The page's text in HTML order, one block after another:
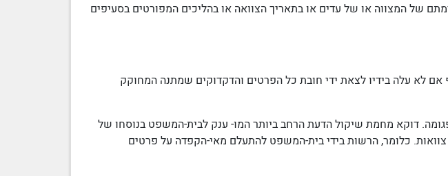
של המצווה או של עדים או בתאריך הצוואה או בהליכים המפורטים בסעיפים
אף אם לא עלה בידיו לצאת ידי חובת כל הפרטים והדקדוקים שמתנה המחוקק
. דוקא מחמת שיקול הדעתהרחב ביותר המו- ענק לבית-המשפט בנוסחו של
צוואות. כלומר, הרשות בידי בית-המשפט להתעלם מאי-הקפדה על פרטים